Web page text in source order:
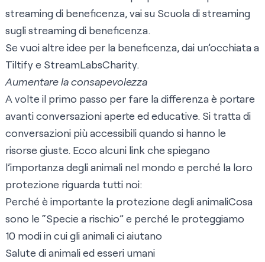
streaming di beneficenza, vai su Scuola di streaming
sugli streaming di beneficenza.
Se vuoi altre idee per la beneficenza, dai un’occhiata a
Tiltifye StreamLabsCharity.
Aumentare la consapevolezza
A volte il primo passo per fare la differenza è portare
avanti conversazioni aperte ed educative. Si tratta di
conversazioni più accessibili quando si hanno le
risorse giuste. Ecco alcuni link che spiegano
l’importanza degli animali nel mondo e perché la loro
protezione riguarda tutti noi:
Perché è importante la protezione degli animaliCosa
sono le “Specie a rischio” e perché le proteggiamo
10 modi in cui gli animali ci aiutano
Salute di animali ed esseri umani